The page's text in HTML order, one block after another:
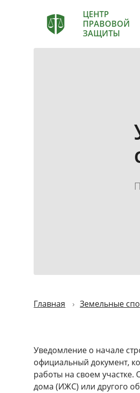
ЦЕНТР
ПРАВОВОЙ
ЗАЩИТЫ
Главная Земельные
Уведомление о начале
официальный документ,
работы на своем участке.
дома (ИЖС) или другого